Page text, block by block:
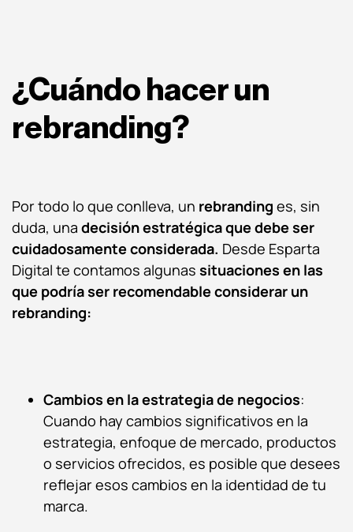
¿Cuándo hacer un
rebranding?
Por todo lo que conlleva, un rebranding es, sin
duda, una decisión estratégica que debe ser
cuidadosamente considerada. Desde Esparta
Digital te contamos algunas situaciones en las
que podría ser recomendable considerar un
rebranding:
Cambios en la estrategia de negocios:
Cuando hay cambios significativos en la
estrategia, enfoque de mercado, productos
o servicios ofrecidos, es posible que desees
reflejar esos cambios en la identidad de tu
marca.